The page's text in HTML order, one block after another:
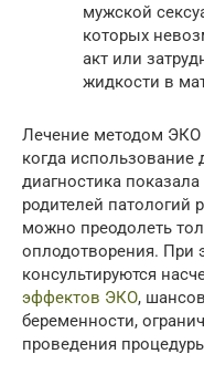
мужской
которых
акт или
жидкости в
Лечение методом ЭКО
когда использование
диагностика
родителей патологий
можно преодолеть
оплодотворения. При
консультируются
эффектов ЭКО,
беременности,
проведения